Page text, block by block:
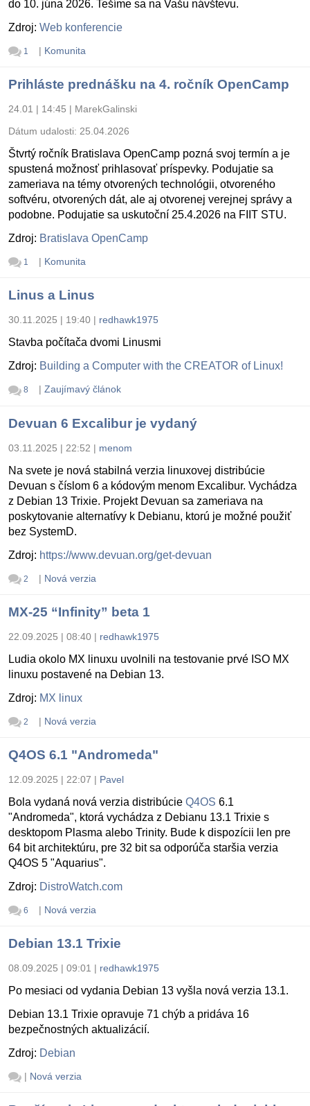
do 10. júna 2026. Tešíme sa na Vašu návštevu.
Zdroj: Web konferencie
1 | Komunita
Prihláste prednášku na 4. ročník OpenCamp
24.01 | 14:45 | MarekGalinski
Dátum udalosti: 25.04.2026
Štvrtý ročník Bratislava OpenCamp pozná svoj termín a je
spustená možnosť prihlasovať príspevky. Podujatie sa
zameriava na témy otvorených technológii, otvoreného
softvéru, otvorených dát, ale aj otvorenej verejnej správy a
podobne. Podujatie sa uskutoční 25.4.2026 na FIIT STU.
Zdroj: Bratislava OpenCamp
1 | Komunita
Linus a Linus
30.11.2025 | 19:40 | redhawk1975
Stavba počítača dvomi Linusmi
Zdroj: Building a Computer with the CREATOR of Linux!
8 | Zaujímavý článok
Devuan 6 Excalibur je vydaný
03.11.2025 | 22:52 | menom
Na svete je nová stabilná verzia linuxovej distribúcie
Devuan s číslom 6 a kódovým menom Excalibur. Vychádza
z Debian 13 Trixie. Projekt Devuan sa zameriava na
poskytovanie alternatívy k Debianu, ktorú je možné použiť
bez SystemD.
Zdroj: https://www.devuan.org/get-devuan
2 | Nová verzia
MX-25 “Infinity” beta 1
22.09.2025 | 08:40 | redhawk1975
Ludia okolo MX linuxu uvolnili na testovanie prvé ISO MX
linuxu postavené na Debian 13.
Zdroj: MX linux
2 | Nová verzia
Q4OS 6.1 "Andromeda"
12.09.2025 | 22:07 | Pavel
Bola vydaná nová verzia distribúcie Q4OS 6.1
"Andromeda", ktorá vychádza z Debianu 13.1 Trixie s
desktopom Plasma alebo Trinity. Bude k dispozícii len pre
64 bit architektúru, pre 32 bit sa odporúča staršia verzia
Q4OS 5 "Aquarius".
Zdroj: DistroWatch.com
6 | Nová verzia
Debian 13.1 Trixie
08.09.2025 | 09:01 | redhawk1975
Po mesiaci od vydania Debian 13 vyšla nová verzia 13.1.
Debian 13.1 Trixie opravuje 71 chýb a pridáva 16
bezpečnostných aktualizácií.
Zdroj: Debian
| Nová verzia